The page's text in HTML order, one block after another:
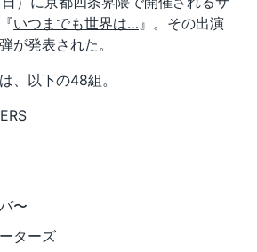
いつまでも世界は…』。その出演
が発表された。
、以下の48組。
〜
ターズ